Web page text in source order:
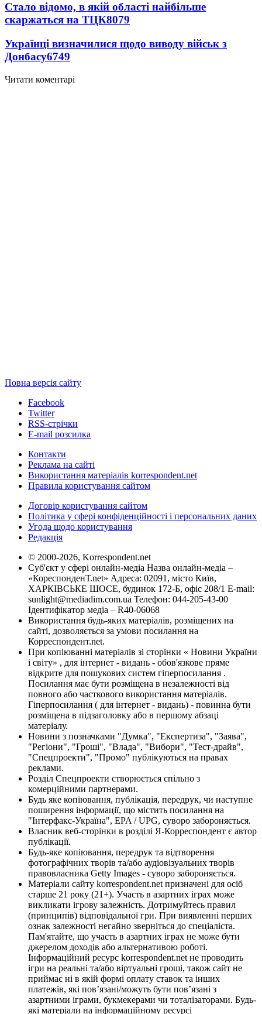
Стало відомо, в якій області найбільше
скаржаться на ТЦК8079
Українці визначилися щодо виводу військ з
Донбасу6749
Читати коментарі
Повна версія сайту
Facebook
Twitter
RSS-стрічки
E-mail розсилка
Контакти
Реклама на сайті
Використання матеріалів korrespondent.net
Правила користування сайтом
Договір користування сайтом
Політика у сфері конфіденційності і персональних даних
Угода щодо користування
Редакція
© 2000-2026, Korrespondent.net
Суб'єкт у сфері онлайн-медіа Назва онлайн-медіа –
«КореспонденТ.net» Адреса: 02091, місто Київ,
ХАРКІВСЬКЕ ШОСЕ, будинок 172-Б, офіс 208/1 E-mail:
sunlight@mediadim.com.ua Телефон: 044-205-43-00
Ідентифікатор медіа – R40-06068
Використання будь-яких матеріалів, розміщених на
сайті, дозволяється за умови посилання на
Корреспондент.net.
При копіюванні матеріалів зі сторінки « Новини України
і світу» , для інтернет - видань - обов'язкове пряме
відкрите для пошукових систем гіперпосилання .
Посилання має бути розміщена в незалежності від
повного або часткового використання матеріалів.
Гіперпосилання ( для інтернет - видань) - повинна бути
розміщена в підзаголовку або в першому абзаці
матеріалу.
Новини з позначками "Думка", "Експертиза", "Заява",
"Регіони", "Гроші", "Влада", "Вибори", "Тест-драйв",
"Спецпроекти", "Промо" публікуються на правах
реклами.
Розділ Спецпроекти створюється спільно з
комерційними партнерами.
Будь яке копіювання, публікація, передрук, чи наступне
поширення інформації, що містить посилання на
"Інтерфакс-Україна", EPA / UPG, суворо забороняється.
Власник веб-сторінки в розділі Я-Корреспондент є автор
публікації.
Будь-яке копіювання, передрук та відтворення
фотографічних творів та/або аудіовізуальних творів
правовласника Getty Images - суворо забороняється.
Матеріали сайту korrespondent.net призначені для осіб
старше 21 року (21+). Участь в азартних іграх може
викликати ігрову залежність. Дотримуйтесь правил
(принципів) відповідальної гри. При виявленні перших
ознак залежності негайно зверніться до спеціаліста.
Пам'ятайте, що участь в азартних іграх не може бути
джерелом доходів або альтернативою роботі.
Інформаційний ресурс korrespondent.net не проводить
ігри на реальні та/або віртуальні гроші, також сайт не
приймає ні в якій формі оплату ставок та інших
платежів, які пов’язані/можуть бути пов’язані з
азартними іграми, букмекерами чи тоталізаторами. Будь-
які матеріали на інформаційному ресурсі